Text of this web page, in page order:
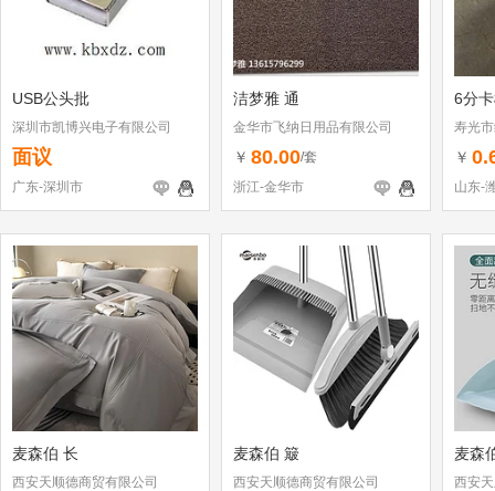
USB公头批
深圳市凯博兴电子有限公司
面议
广东-深圳市
洁梦雅 通
金华市飞纳日用品有限公司
￥ 80.00/套
浙江-金华市
6分
寿光
￥
山东-
麦森伯 长
西安天顺德商贸有限公司
麦森伯 簸
西安天顺德商贸有限公司
麦森
西安